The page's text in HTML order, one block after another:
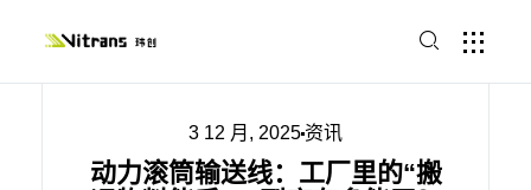
3 12 月, 2025 资讯
动力滚筒输送线：工厂里的“搬